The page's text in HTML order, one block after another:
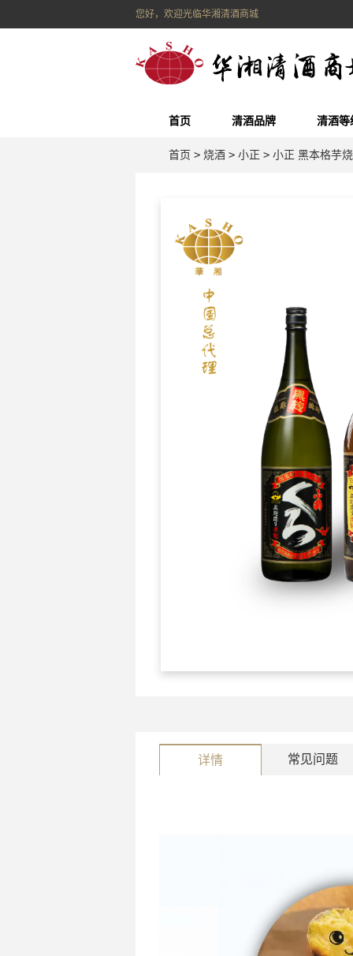
您好，欢迎光临华湘清酒商城
首页 清酒品牌 清酒等
首页 > 烧酒 > 小正 > 小正 黑本格芋
详情 常见问题